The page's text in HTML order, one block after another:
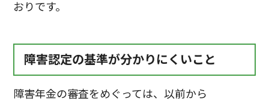
おりです。
障害認定の基準が分かりにくいこと
障害年金の審査をめぐっては、以前から